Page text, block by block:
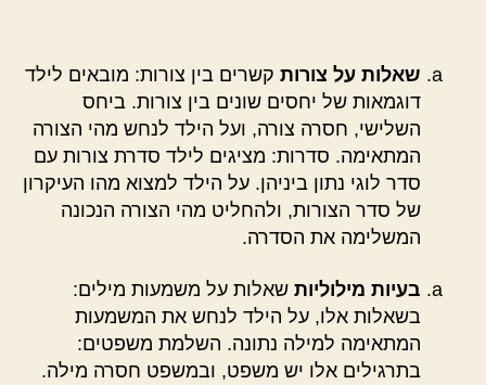
שאלות על צורות קשרים בין צורות: מובאים לילד
דוגמאות של יחסים שונים בין צורות. ביחס
השלישי, חסרה צורה, ועל הילד לנחש מהי הצורה
המתאימה. סדרות: מציגים לילד סדרת צורות עם
סדר לוגי נתון ביניהן. על הילד למצוא מהו העיקרון
של סדר הצורות, ולהחליט מהי הצורה הנכונה
המשלימה את הסדרה.
בעיות מילוליות שאלות על משמעות מילים:
בשאלות אלו, על הילד לנחש את המשמעות
המתאימה למילה נתונה. השלמת משפטים:
בתרגילים אלו יש משפט, ובמשפט חסרה מילה.